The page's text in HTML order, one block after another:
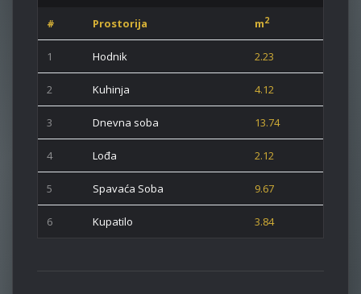
# Prostorija m2
1 Hodnik 2.23
2 Kuhinja 4.12
3 Dnevna soba 13.74
4 Lođa 2.12
5 Spavaća Soba 9.67
6 Kupatilo 3.84